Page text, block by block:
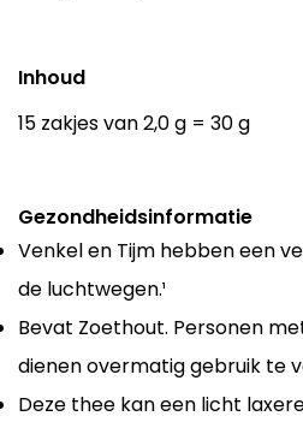
Inhoud
15 zakjes van 2,0 g = 30 g
Gezondheidsinformatie
Venkel en Tijm hebben een
de luchtwegen.¹
Bevat Zoethout. Personen
dienen overmatig gebruik te
Deze thee kan een licht